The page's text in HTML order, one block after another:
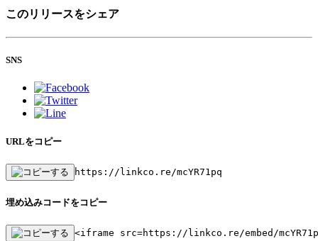
このリリースをシェア
SNS
URLをコピー
https://linkco.re/mcYR71pq
埋め込みコードをコピー
<iframe src=https://linkco.re/embed/